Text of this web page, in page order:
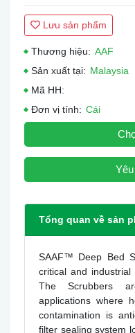
Lưu sản phẩm
Thương hiệu: AAF
Sản xuất tại: Malaysia
Mã HH:
Đơn vị tính: Cái
Tổng quan về sản
SAAF™ Deep Bed
critical and industrial
The Scrubbers
applications where
contamination is
filter sealing system